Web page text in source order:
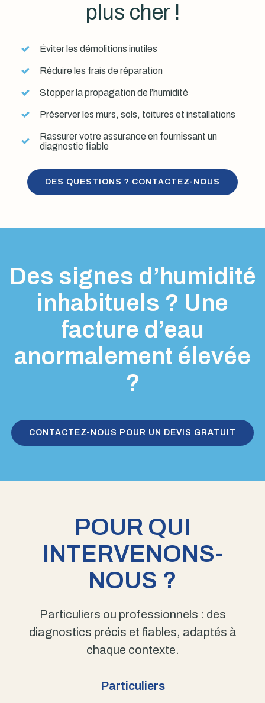
plus cher !
Éviter les démolitions inutiles
Réduire les frais de réparation
Stopper la propagation de l’humidité
Préserver les murs, sols, toitures et installations
Rassurer votre assurance en fournissant un
diagnostic fiable
DES QUESTIONS ? CONTACTEZ-NOUS
Des signes d’humidité
inhabituels ? Une
facture d’eau
anormalement élevée
?
CONTACTEZ-NOUS POUR UN DEVIS GRATUIT
POUR QUI
INTERVENONS-
NOUS ?
Particuliers ou professionnels : des
diagnostics précis et fiables, adaptés à
chaque contexte.
Particuliers